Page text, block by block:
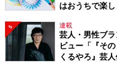
はおうちで楽し
5 連載
芸人・男性ブ
ビュー「『そ
くるやろ』芸